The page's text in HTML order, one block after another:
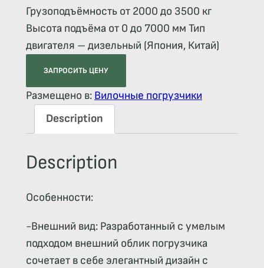
Грузоподъёмность от 2000 до 3500 кг
Высота подъёма от 0 до 7000 мм Тип
двигателя – дизельный (Япония, Китай)
ЗАПРОСИТЬ ЦЕНУ
Размещено в: Вилочные погрузчики
Description
Description
Особенности:
-Внешний вид: Разработанный с умелым
подходом внешний облик погрузчика
сочетает в себе элегантный дизайн с